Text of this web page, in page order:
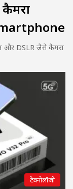
और DSLR जैसे कैमरा
टेक्नोलॉजी